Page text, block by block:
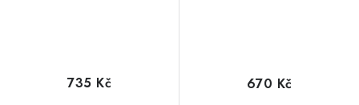
735 Kč 670 Kč